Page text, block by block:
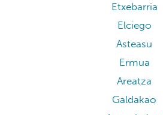
Etxebarria
Elciego
Asteasu
Ermua
Areatza
Galdakao